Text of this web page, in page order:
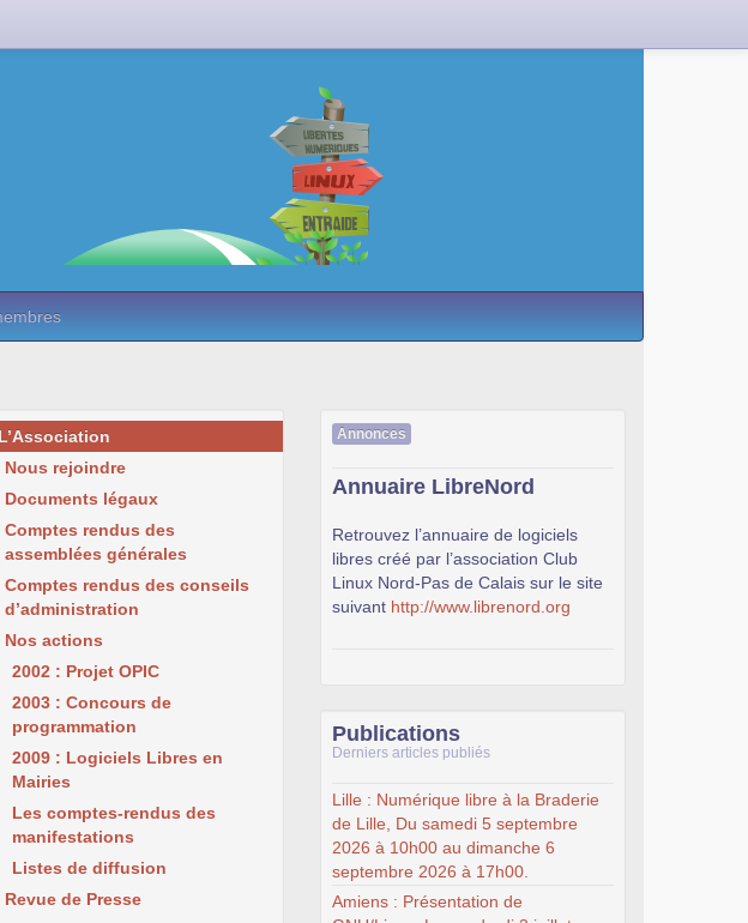
L’Association
Nous rejoindre
Documents légaux
Comptes rendus des
assemblées générales
Comptes rendus des conseils
d’administration
Nos actions
2002 : Projet OPIC
2003 : Concours de
programmation
2009 : Logiciels Libres en
Mairies
Les comptes-rendus des
manifestations
Listes de diffusion
Revue de Presse
Annonces
Annuaire LibreNord
Retrouvez l’annuaire de logiciels
libres créé par l’association Club
Linux Nord-Pas de Calais sur le site
suivant http://www.librenord.org
Publications
Derniers articles publiés
Lille : Numérique libre à la Braderie
de Lille, Du samedi 5 septembre
2026 à 10h00 au dimanche 6
septembre 2026 à 17h00.
Amiens : Présentation de